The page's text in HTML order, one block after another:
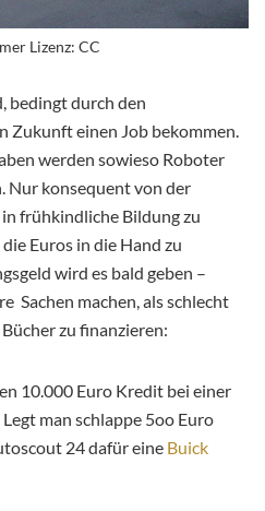
Lizenz: CC
bedingt durch den
Zukunft einen Job bekommen.
werden sowieso Roboter
Nur konsequent von der
frühkindliche Bildung zu
Euros in die Hand zu
wird es bald geben –
Sachen machen, als schlecht
zu finanzieren:
10.000 Euro Kredit bei einer
man schlappe 5oo Euro
24 dafür eine Buick